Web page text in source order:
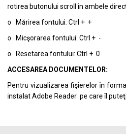
rotirea butonului scroll în ambele
o Mărirea fontului: Ctrl + +
o Micşorarea fontului: Ctrl + -
o Resetarea fontului: Ctrl + 0
ACCESAREA DOCUMENTELOR:
Pentru vizualizarea fişierelor în
instalat Adobe Reader pe care îl